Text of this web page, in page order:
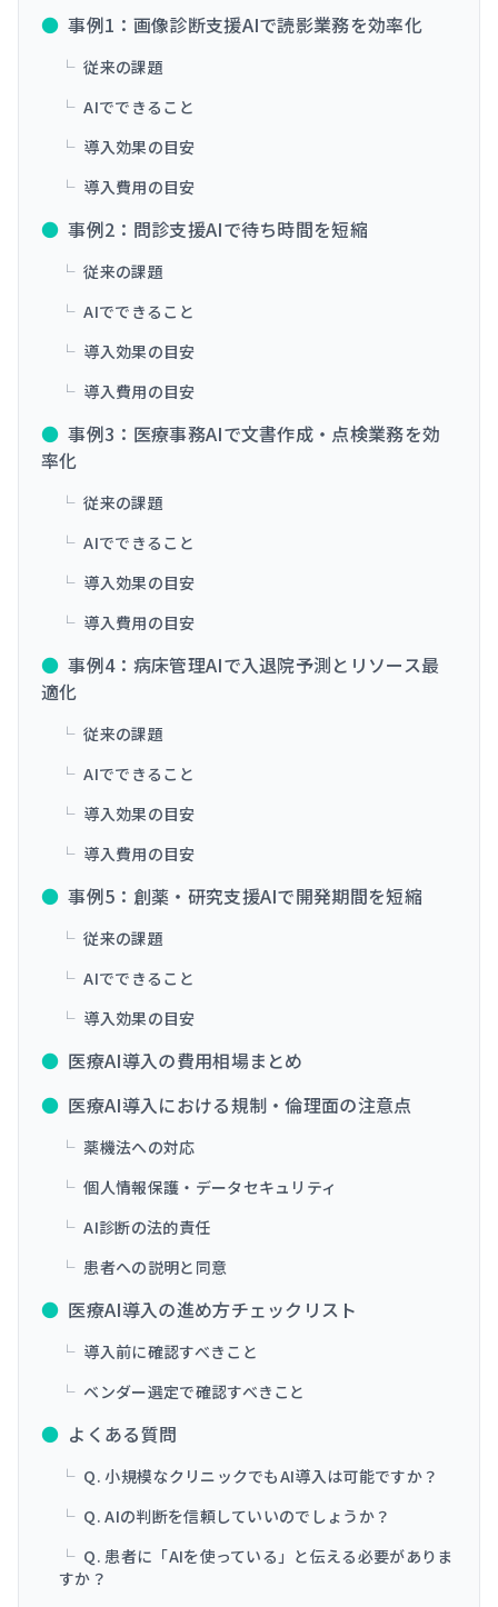
● 事例1：画像診断支援AIで読影業務を効率化
└ 従来の課題
└ AIでできること
└ 導入効果の目安
└ 導入費用の目安
● 事例2：問診支援AIで待ち時間を短縮
└ 従来の課題
└ AIでできること
└ 導入効果の目安
└ 導入費用の目安
● 事例3：医療事務AIで文書作成・点検業務を効
率化
└ 従来の課題
└ AIでできること
└ 導入効果の目安
└ 導入費用の目安
● 事例4：病床管理AIで入退院予測とリソース最
適化
└ 従来の課題
└ AIでできること
└ 導入効果の目安
└ 導入費用の目安
● 事例5：創薬・研究支援AIで開発期間を短縮
└ 従来の課題
└ AIでできること
└ 導入効果の目安
● 医療AI導入の費用相場まとめ
● 医療AI導入における規制・倫理面の注意点
└ 薬機法への対応
└ 個人情報保護・データセキュリティ
└ AI診断の法的責任
└ 患者への説明と同意
● 医療AI導入の進め方チェックリスト
└ 導入前に確認すべきこと
└ ベンダー選定で確認すべきこと
● よくある質問
└ Q. 小規模なクリニックでもAI導入は可能ですか？
└ Q. AIの判断を信頼していいのでしょうか？
└ Q. 患者に「AIを使っている」と伝える必要がありま
すか？